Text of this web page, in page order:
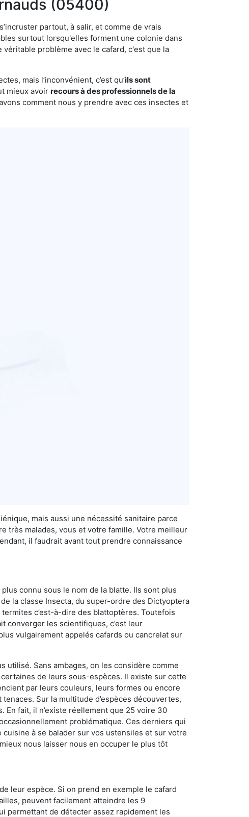
(05400)
partout, à salir, et comme de vrais
surtout lorsqu'elles forment une colonie dans
véritable problème avec le cafard, c'est que la
mais l’inconvénient, c’est qu’ils sont
mieux avoir recours à des professionnels de la
comment nous y prendre avec ces insectes et
mais aussi une nécessité sanitaire parce
très malades, vous et votre famille. Votre meilleur
il faudrait avant tout prendre connaissance
connu sous le nom de la blatte. Ils sont plus
la classe Insecta, du super-ordre des Dictyoptera
c’est-à-dire des blattoptères. Toutefois
converger les scientifiques, c’est leur
vulgairement appelés cafards ou cancrelat sur
utilisé. Sans ambages, on les considère comme
de leurs sous-espèces. Il existe sur cette
par leurs couleurs, leurs formes ou encore
Sur la multitude d’espèces découvertes,
En fait, il n’existe réellement que 25 voire 30
problématique. Ces derniers qui
à se balader sur vos ustensiles et sur votre
nous laisser nous en occuper le plus tôt
leur espèce. Si on prend en exemple le cafard
peuvent facilement atteindre les 9
permettant de détecter assez rapidement les